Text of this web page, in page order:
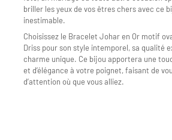
briller les yeux de vos êtres chers avec ce
inestimable.
Choisissez le Bracelet Johar en Or motif
Driss pour son style intemporel, sa qualité
charme unique. Ce bijou apportera une
et d’élégance à votre poignet, faisant de
d’attention où que vous alliez.